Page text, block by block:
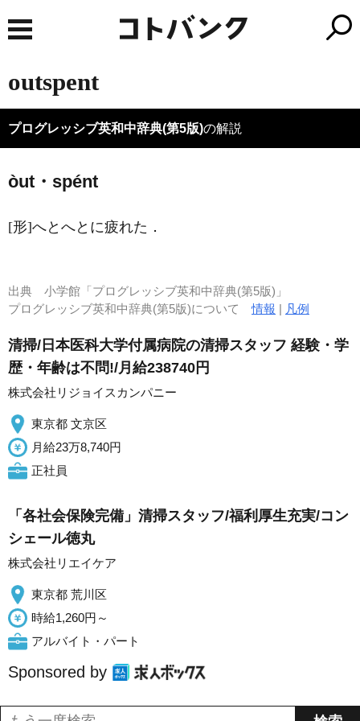
outspent
プログレッシブ英和中辞典(第5版)の解説
òut・spént
[形]へとへとに疲れた ．
出典 小学館「プログレッシブ英和中辞典(第5版)」
プログレッシブ英和中辞典(第5版)について情報 | 凡例
清掃/日本医科大学付属病院の清掃スタッフ 経験・学
歴・年齢は不問!/月給238740円
株式会社リジョイスカンパニー
東京都 文京区
月給23万8,740円
正社員
「各社会保険完備」清掃スタッフ/福利厚生充実/コン
シェール徳丸
株式会社リエイケア
東京都 荒川区
時給1,260円～
アルバイト・パート
Sponsored by